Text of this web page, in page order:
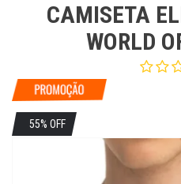
CAMISETA
WORLD
55% OFF